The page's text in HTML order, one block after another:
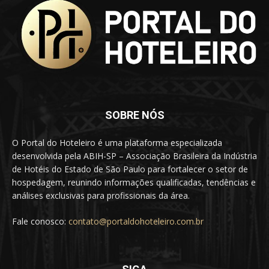
SOBRE NÓS
O Portal do Hoteleiro é uma plataforma especializada
desenvolvida pela ABIH-SP – Associação Brasileira da Indústria
de Hotéis do Estado de São Paulo para fortalecer o setor de
hospedagem, reunindo informações qualificadas, tendências e
análises exclusivas para profissionais da área.
Fale conosco: contato@portaldohoteleiro.com.br